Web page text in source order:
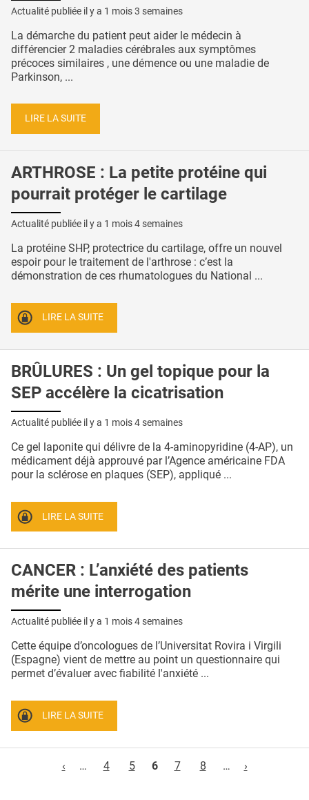
Actualité publiée il y a 1 mois 3 semaines
La démarche du patient peut aider le médecin à
différencier 2 maladies cérébrales aux symptômes
précoces similaires , une démence ou une maladie de
Parkinson, ...
LIRE LA SUITE
ARTHROSE : La petite protéine qui
pourrait protéger le cartilage
Actualité publiée il y a 1 mois 4 semaines
La protéine SHP, protectrice du cartilage, offre un nouvel
espoir pour le traitement de l'arthrose : c’est la
démonstration de ces rhumatologues du National ...
LIRE LA SUITE
BRÛLURES : Un gel topique pour la
SEP accélère la cicatrisation
Actualité publiée il y a 1 mois 4 semaines
Ce gel laponite qui délivre de la 4-aminopyridine (4-AP), un
médicament déjà approuvé par l’Agence américaine FDA
pour la sclérose en plaques (SEP), appliqué ...
LIRE LA SUITE
CANCER : L’anxiété des patients
mérite une interrogation
Actualité publiée il y a 1 mois 4 semaines
Cette équipe d’oncologues de l’Universitat Rovira i Virgili
(Espagne) vient de mettre au point un questionnaire qui
permet d’évaluer avec fiabilité l'anxiété ...
LIRE LA SUITE
‹
… 4 5 6 7 8 … ›